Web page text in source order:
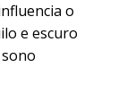
o
e escuro